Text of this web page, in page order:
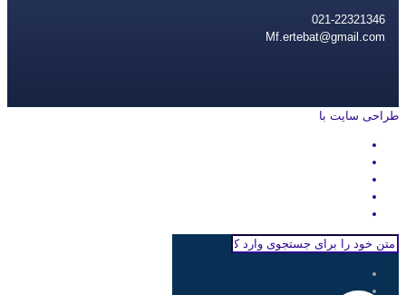
021-22321346
Mf.ertebat@gmail.com
طراحی سایت با